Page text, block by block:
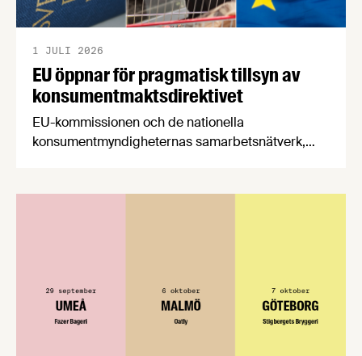
EU öppnar för pragmatisk tillsyn av
konsumentmaktsdirektivet
1 JULI 2026
EU-kommissionen och de nationella
konsumentmyndigheternas samarbetsnätverk,